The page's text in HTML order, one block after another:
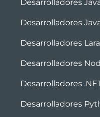
Desarrolladores
Desarrolladores
Desarrolladores
Desarrolladores
Desarrolladores
Desarrolladores